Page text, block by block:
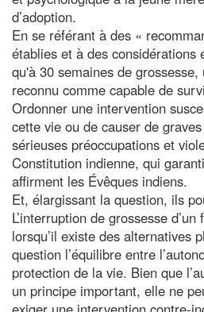
d’adoption.
En se référant à des «
établies et à des considérations
qu'à 30 semaines de
reconnu comme capable de
Ordonner une intervention
cette vie ou de causer de
sérieuses préoccupations et
Constitution indienne, qui
affirment les Évêques indiens.
Et, élargissant la question, ils
L’interruption de grossesse
lorsqu’il existe des alternatives
question l’équilibre entre
protection de la vie. Bien que
un principe important, elle ne